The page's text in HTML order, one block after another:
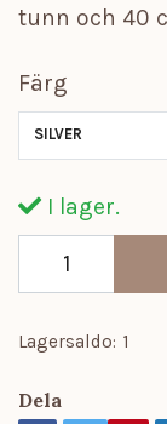
tunn och 40
Färg
SILVER
I lager.
Lagersaldo: 1
Dela